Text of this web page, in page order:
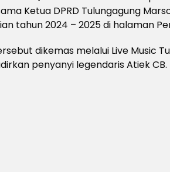
Ketua DPRD Tulungagung
tahun 2024 – 2025 di halaman
dikemas melalui Live Music
penyanyi legendaris Atiek CB.